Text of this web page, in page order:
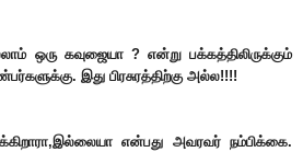
ஒரு கவுஜையா ? என்று பக்கத்திலிருக்கும்
இது பிரசுரத்திற்கு அல்ல!!!!
என்பது அவரவர் நம்பிக்கை.